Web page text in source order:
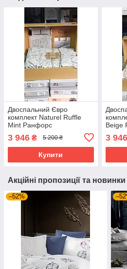
Двоспальний Євро
комплект Naturel Ruffle
Mint Ранфорс
3 946 ₴ 5 200 ₴
Купити
Beige
3 946
Акційні пропозиції та новинки
–52%